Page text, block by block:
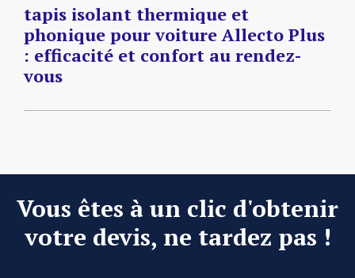
tapis isolant thermique et
phonique pour voiture Allecto Plus
: efficacité et confort au rendez-
vous
Vous êtes à un clic d'obtenir
votre devis, ne tardez pas !